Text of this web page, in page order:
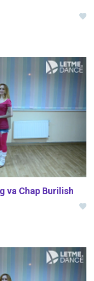
va Chap Burilish